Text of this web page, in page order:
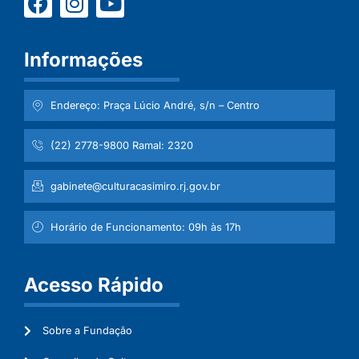
Informações
Endereço: Praça Lúcio André, s/n – Centro
(22) 2778-9800 Ramal: 2320
gabinete@culturacasimiro.rj.gov.br
Horário de Funcionamento: 09h às 17h
Acesso Rápido
Sobre a Fundação